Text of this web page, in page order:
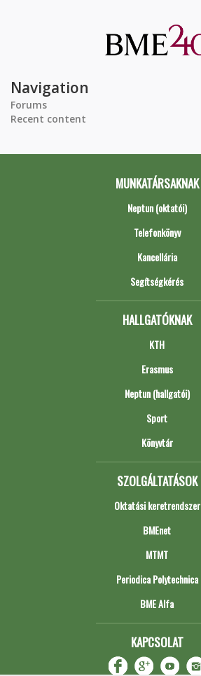
Navigation
Forums
Recent content
MUNKATÁRSAKNAK
Neptun (oktatói)
Telefonkönyv
Kancellária
Segítségkérés
HALLGATÓKNAK
KTH
Erasmus
Neptun (hallgatói)
Sport
Könyvtár
SZOLGÁLTATÁSOK
Oktatási keretrendszer
BMEnet
MTMT
Periodica Polytechnica
BME Alfa
KAPCSOLAT